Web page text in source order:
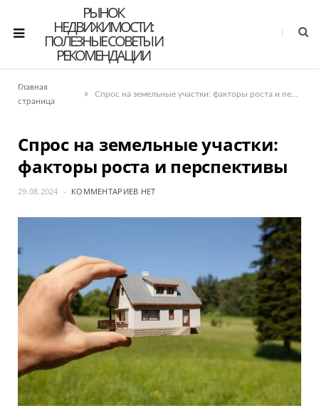
РЫНОК
НЕДВИЖИМОСТИ:
ПОЛЕЗНЫЕ СОВЕТЫ И
РЕКОМЕНДАЦИИ
Главная
страница
» Спрос на земельные участки: факторы роста и перспективы
Спрос на земельные участки:
факторы роста и перспективы
29.08.2024 КОММЕНТАРИЕВ НЕТ